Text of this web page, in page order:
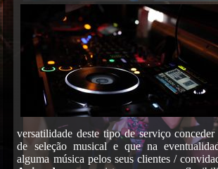
versatilidade deste tipo de serviço
de seleção musical e que na
alguma música pelos seus clientes /